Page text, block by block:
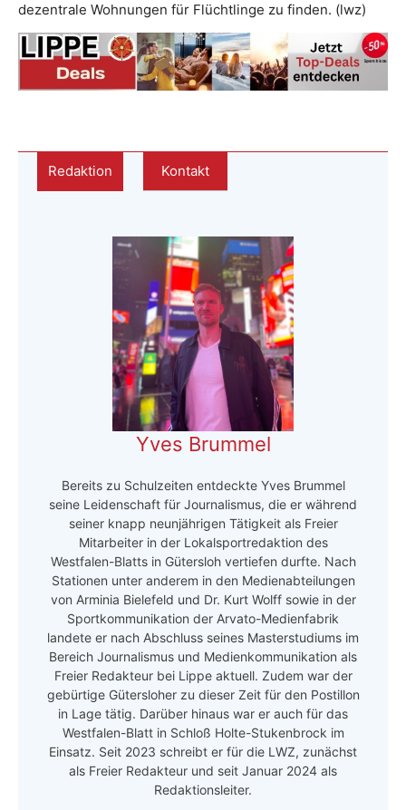
dezentrale Wohnungen für Flüchtlinge zu finden. (lwz)
Redaktion Kontakt
Yves Brummel
Bereits zu Schulzeiten entdeckte Yves Brummel
seine Leidenschaft für Journalismus, die er während
seiner knapp neunjährigen Tätigkeit als Freier
Mitarbeiter in der Lokalsportredaktion des
Westfalen-Blatts in Gütersloh vertiefen durfte. Nach
Stationen unter anderem in den Medienabteilungen
von Arminia Bielefeld und Dr. Kurt Wolff sowie in der
Sportkommunikation der Arvato-Medienfabrik
landete er nach Abschluss seines Masterstudiums im
Bereich Journalismus und Medienkommunikation als
Freier Redakteur bei Lippe aktuell. Zudem war der
gebürtige Gütersloher zu dieser Zeit für den Postillon
in Lage tätig. Darüber hinaus war er auch für das
Westfalen-Blatt in Schloß Holte-Stukenbrock im
Einsatz. Seit 2023 schreibt er für die LWZ, zunächst
als Freier Redakteur und seit Januar 2024 als
Redaktionsleiter.